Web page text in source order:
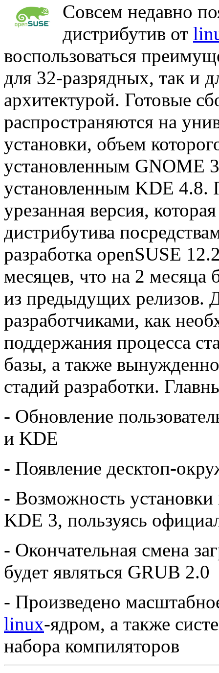
Совсем недавно
дистрибутив от
воспользоваться
для 32-разрядных, так и
архитектурой. Готовые
распространяются на
установки, объем
установленным GNOME
установленным KDE 4.8.
урезанная версия,
дистрибутива
разработка openSUSE
месяцев, что на 2 месяца
из предыдущих релизов.
разработчиками, как
поддержания процесса
базы, а также
стадий разработки.
- Обновление
и KDE
- Появление десктоп-
- Возможность установки
KDE 3, пользуясь
- Окончательная смена
будет являться GRUB 2.0
- Произведено
linux-ядром, а также
набора компиляторов